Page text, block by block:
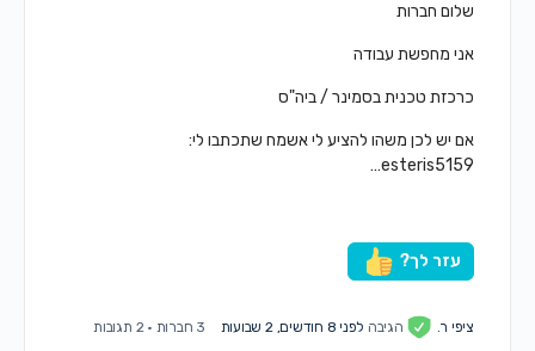
שלום חברות
אני מחפשת עבודה
כרכזת טכנית בסמינר / ביה"ס
אם יש לכן משהו להציע לי אשמח שתכתבו לי:
esteris5159…
עזר לך?
ציפי ר. הגיבה לפני 8 חודשים, 2 שבועות 3 חברות · 2 תגובות